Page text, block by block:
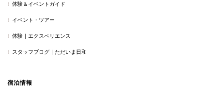
体験＆イベントガイド
イベント・ツアー
体験｜エクスペリエンス
スタッフブログ｜ただいま日和
宿泊情報